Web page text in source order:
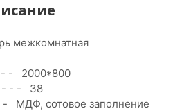
межкомнатная
- - 2000*800
- - - 38
МДФ, сотовое заполнение